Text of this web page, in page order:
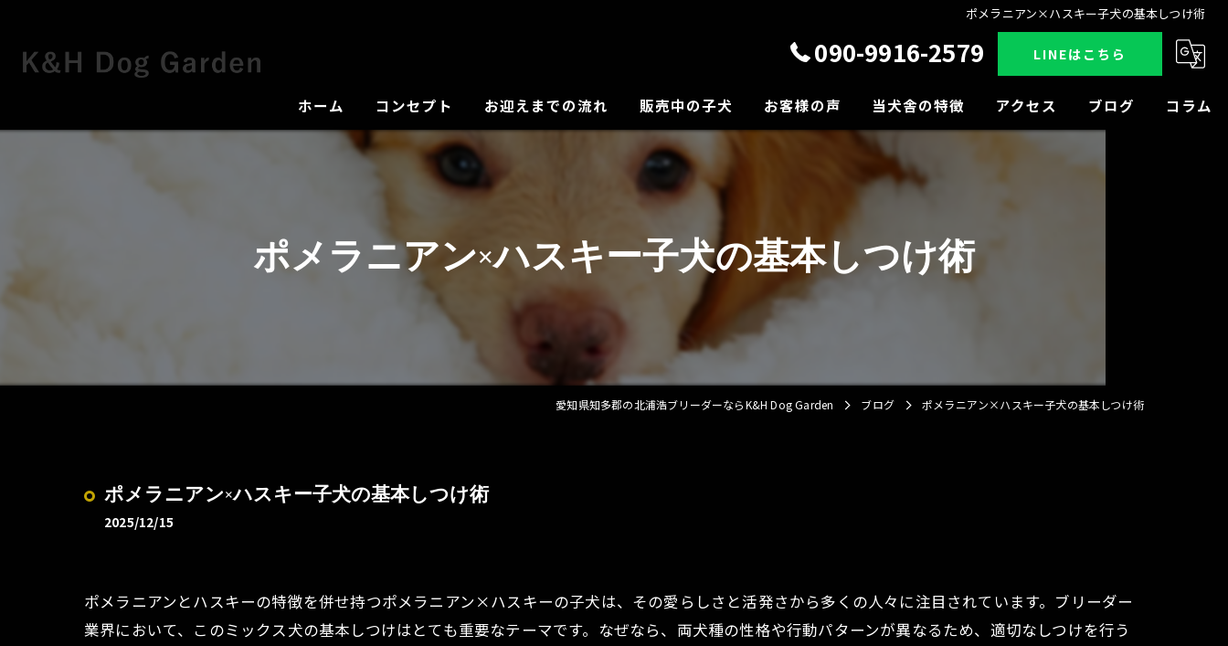
ポメラニアン×ハスキー子犬の基本しつけ術
090-9916-2579 LINEはこちら
ホーム コンセプト
犬舎の紹介
お迎えまでの流れ 販売中の子犬 お客様の声 当犬舎の特徴
販売
小型犬
アクセス ブログ コラム
ポメラニアン×ハスキー子犬の基本しつけ術
愛知県知多郡の北浦浩ブリーダーならK&H Dog Garden ブログ ポメラニアン×ハスキー子犬の基本しつけ術
ポメラニアン×ハスキー子犬の基本しつけ術
2025/12/15
ポメラニアンとハスキーの特徴を併せ持つポメラニアン×ハスキーの子犬は、その愛らしさと活発さから多くの人々に注目されています。ブリーダー
業界において、このミックス犬の基本しつけはとても重要なテーマです。なぜなら、両犬種の性格や行動パターンが異なるため、適切なしつけを行う